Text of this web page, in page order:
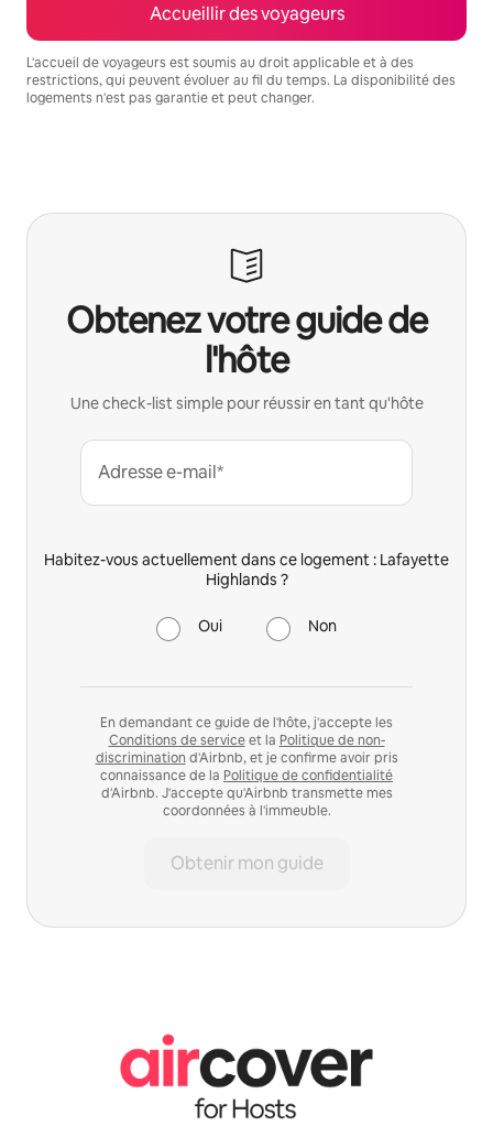
Accueillir des voyageurs
L'accueil de voyageurs est soumis au droit applicable et à des
restrictions, qui peuvent évoluer au fil du temps. La disponibilité des
logements n'est pas garantie et peut changer.
Obtenez votre guide de
l'hôte
Une check-list simple pour réussir en tant qu'hôte
Adresse e-mail*
Habitez-vous actuellement dans ce logement : Lafayette
Highlands ?
Oui Non
En demandant ce guide de l'hôte, j'accepte les
Conditions de serviceet la Politique de non-
discrimination d'Airbnb, et je confirme avoir pris
connaissance de la Politique de confidentialité
d'Airbnb. J'accepte qu'Airbnb transmette mes
coordonnées à l'immeuble.
Obtenir mon guide